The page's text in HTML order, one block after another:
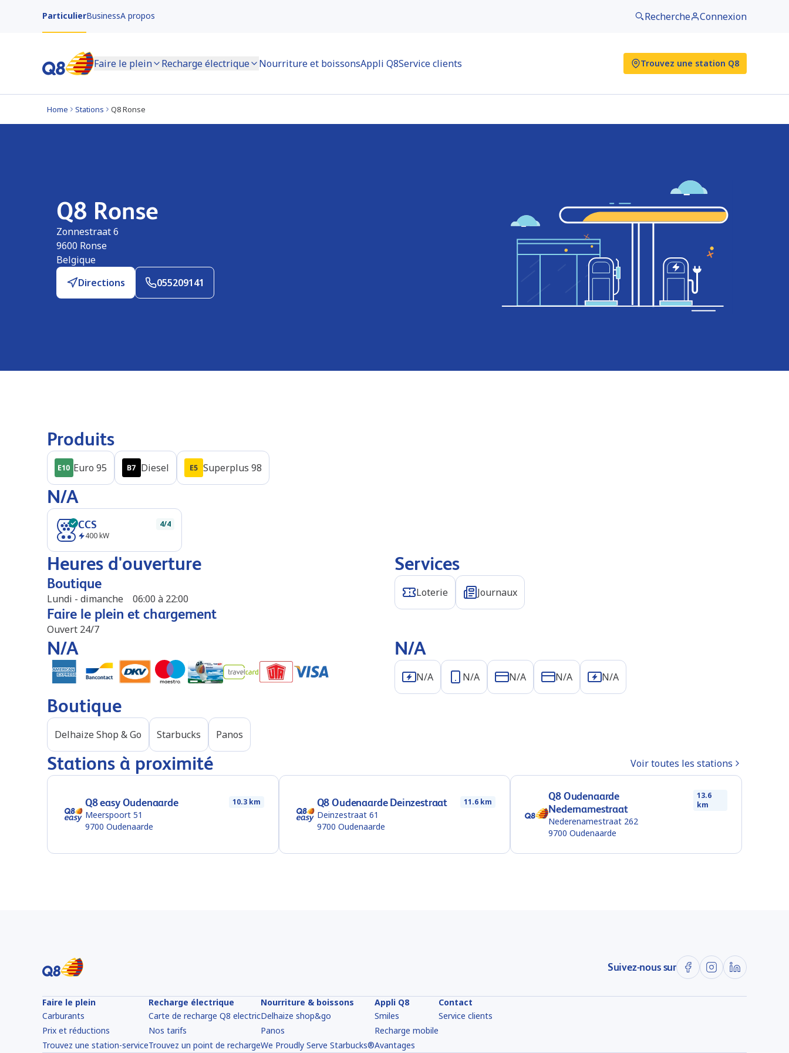
ParticulierBusinessA propos Recherche Connexion
Faire le plein Recharge électrique Nourriture et boissonsAppli Q8Service clients Trouvez une station Q8
Home Stations Q8 Ronse
Q8 Ronse
Zonnestraat 6
9600 Ronse
Belgique
Directions
055209141
Produits
Euro 95 Diesel Superplus 98
N/A
CCS
400kW
4/4
Heures d'ouverture
Boutique
Lundi - dimanche 06:00 à 22:00
Faire le plein et chargement
Ouvert 24/7
Services
Loterie Journaux
N/A N/A
N/A N/A N/A N/A N/A
Boutique
Delhaize Shop & Go Starbucks Panos
Stations à proximité Voir toutes les stations
Q8 easy Oudenaarde 10.3 km
Meerspoort 51
9700 Oudenaarde
Q8 Oudenaarde Deinzestraat 11.6 km
Deinzestraat 61
9700 Oudenaarde
Q8 Oudenaarde
Nedernamestraat
13.6
km
Nederenamestraat 262
9700 Oudenaarde
Suivez-nous sur
Faire le plein
Carburants
Prix et réductions
Trouvez une station-service
Recharge électrique
Carte de recharge Q8 electric
Nos tarifs
Trouvez un point de recharge
Nourriture & boissons
Delhaize shop&go
Panos
We Proudly Serve Starbucks®
Appli Q8
Smiles
Recharge mobile
Avantages
Contact
Service clients